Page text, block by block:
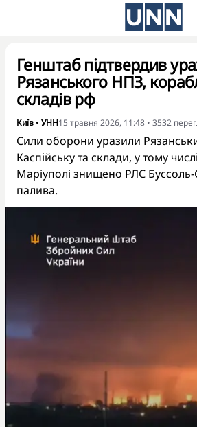
Генштаб підтвердив
Рязанського НПЗ,
складів рф
Київ • УНН15 травня 2026, 11:48 • 3532
Сили оборони уразили
Каспійську та склади, у тому
Маріуполі знищено РЛС Буссоль-
палива.